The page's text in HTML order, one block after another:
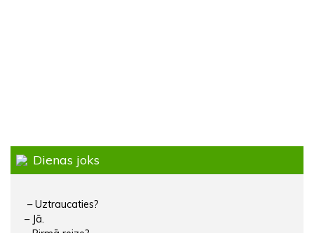
Dienas joks
– Uztraucaties?
– Jā.